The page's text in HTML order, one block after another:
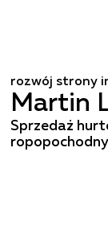
rozwój strony
Martin
Sprzedaż